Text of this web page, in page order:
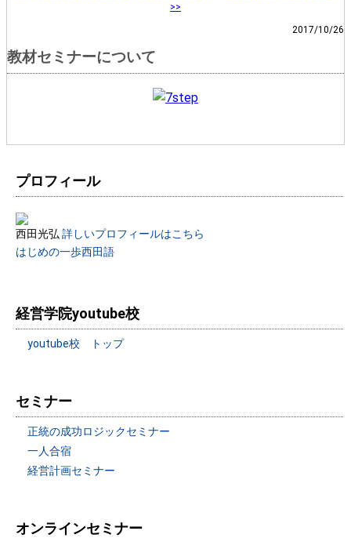
>>
2017/10/26
教材セミナーについて
プロフィール
西田光弘詳しいプロフィールはこちら
はじめの一歩西田語
経営学院youtube校
youtube校 トップ
セミナー
正統の成功ロジックセミナー
一人合宿
経営計画セミナー
オンラインセミナー